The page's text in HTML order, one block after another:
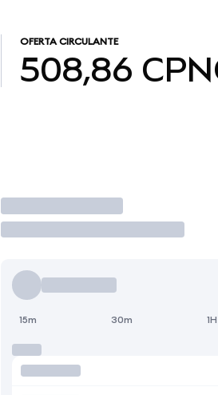
OFERTA CIRCULANTE
508,86
Operar
15m 30m 1H